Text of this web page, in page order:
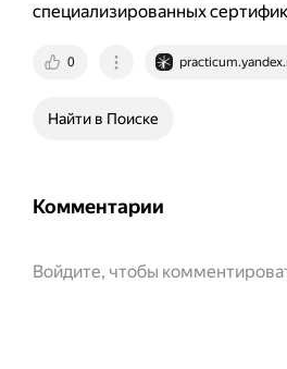
специализированных
0
Найти в Поиске
Комментарии
Войдите, чтобы